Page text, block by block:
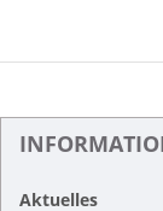
Aktuelles